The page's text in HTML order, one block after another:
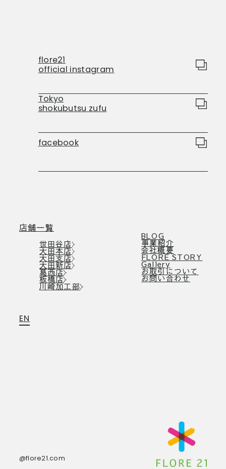
flore21
official instagram
Tokyo
shokubutsu zufu
facebook
店舗一覧
世田谷店
大田本店
大田支店
大田新店
葛西店
板橋店
川崎加工部
BLOG
事業紹介
会社概要
FLORE STORY
Gallery
お取引について
お問い合わせ
EN
@flore21.com